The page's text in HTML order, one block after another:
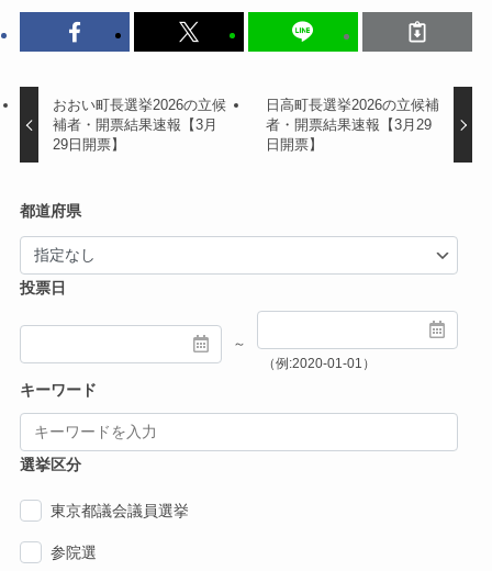
おおい町長選挙2026の立候
補者・開票結果速報【3月
29日開票】
日高町長選挙2026の立候補
者・開票結果速報【3月29
日開票】
都道府県
投票日
～
（例:2020-01-01）
キーワード
選挙区分
東京都議会議員選挙
参院選